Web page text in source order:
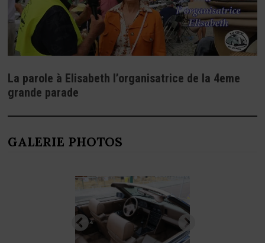
La parole à Elisabeth l’organisatrice de la 4eme
grande parade
GALERIE PHOTOS